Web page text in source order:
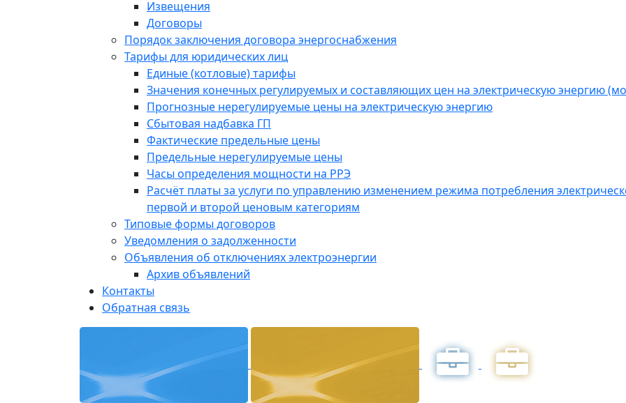
Извещения
Договоры
Порядок заключения договора энергоснабжения
Тарифы для юридических лиц
Единые (котловые) тарифы
Значения конечных регулируемых и составляющих цен на электрическую энергию
Прогнозные нерегулируемые цены на электрическую энергию
Сбытовая надбавка ГП
Фактические предельные цены
Предельные нерегулируемые цены
Часы определения мощности на РРЭ
Расчёт платы за услуги по управлению изменением режима потребления
первой и второй ценовым категориям
Типовые формы договоров
Уведомления о задолженности
Объявления об отключениях электроэнергии
Архив объявлений
Контакты
Обратная связь